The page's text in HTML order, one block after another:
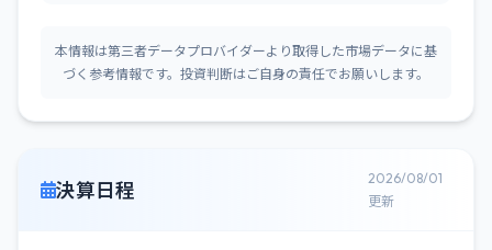
本情報は第三者データプロバイダーより取得した市場データに基
づく参考情報です。投資判断はご自身の責任でお願いします。
決算日程
2026/08/01
更新